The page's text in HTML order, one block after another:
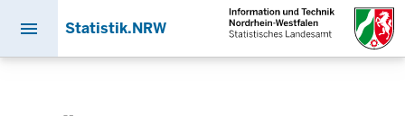
menu Statistik.NRW